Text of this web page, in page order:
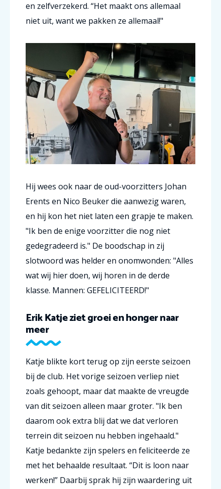
en zelfverzekerd. “Het maakt ons allemaal
niet uit, want we pakken ze allemaal!"
Hij wees ook naar de oud-voorzitters Johan
Erents en Nico Beuker die aanwezig waren,
en hij kon het niet laten een grapje te maken.
"Ik ben de enige voorzitter die nog niet
gedegradeerd is." De boodschap in zij
slotwoord was helder en onomwonden: "Alles
wat wij hier doen, wij horen in de derde
klasse. Mannen: GEFELICITEERD!"
Erik Katje ziet groei en honger naar
meer
Katje blikte kort terug op zijn eerste seizoen
bij de club. Het vorige seizoen verliep niet
zoals gehoopt, maar dat maakte de vreugde
van dit seizoen alleen maar groter. "Ik ben
daarom ook extra blij dat we dat verloren
terrein dit seizoen nu hebben ingehaald."
Katje bedankte zijn spelers en feliciteerde ze
met het behaalde resultaat. “Dit is loon naar
werken!” Daarbij sprak hij zijn waardering uit